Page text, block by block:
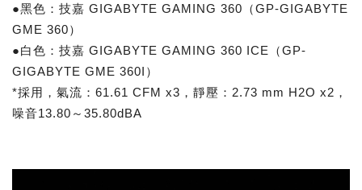
●黑色：技嘉 GIGABYTE GAMING 360（GP-GIGABYTE
GME 360）
●白色：技嘉 GIGABYTE GAMING 360 ICE（GP-
GIGABYTE GME 360I）
*採用，氣流：61.61 CFM x3，靜壓：2.73 mm H2O x2，
噪音13.80～35.80dBA